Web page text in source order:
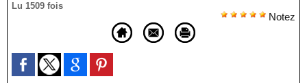
Lu 1509 fois
Notez